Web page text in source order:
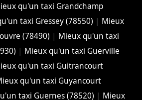
qu'un taxi Grandchamp
taxi Gressey (78550) | Mieux
(78490) | Mieux qu'un taxi
| Mieux qu'un taxi Guerville
qu'un taxi Guitrancourt
qu'un taxi Guyancourt
taxi Guernes (78520) | Mieux